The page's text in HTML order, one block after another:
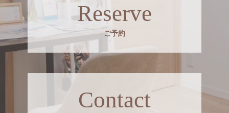
Reserve
ご予約
Contact